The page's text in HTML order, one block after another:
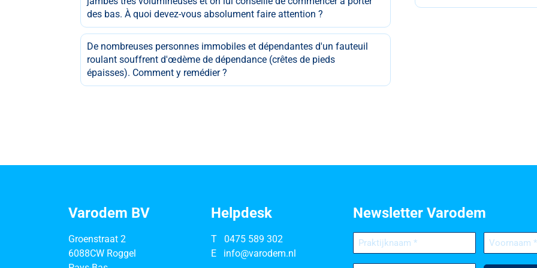
des bas. À quoi devez-vous absolument faire attention ?
De nombreuses personnes immobiles et dépendantes d'un fauteuil
roulant souffrent d'œdème de dépendance (crêtes de pieds
épaisses). Comment y remédier ?
Varodem BV
Groenstraat 2
6088CW Roggel
Helpdesk
T
0475 589 302
E
info@varodem.nl
Newsletter Varodem
Praktijknaam
(Nécessaire)
Voornaam
(Nécessaire)